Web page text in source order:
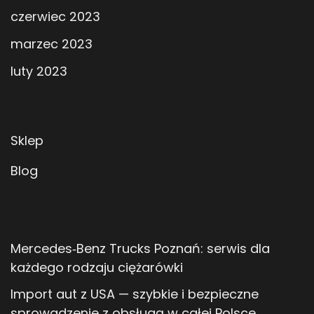
czerwiec 2023
marzec 2023
luty 2023
Sklep
Blog
Mercedes‑Benz Trucks Poznań: serwis dla
każdego rodzaju ciężarówki
Import aut z USA — szybkie i bezpieczne